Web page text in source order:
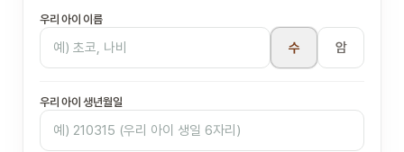
우리 아이 이름
수 암
우리 아이 생년월일